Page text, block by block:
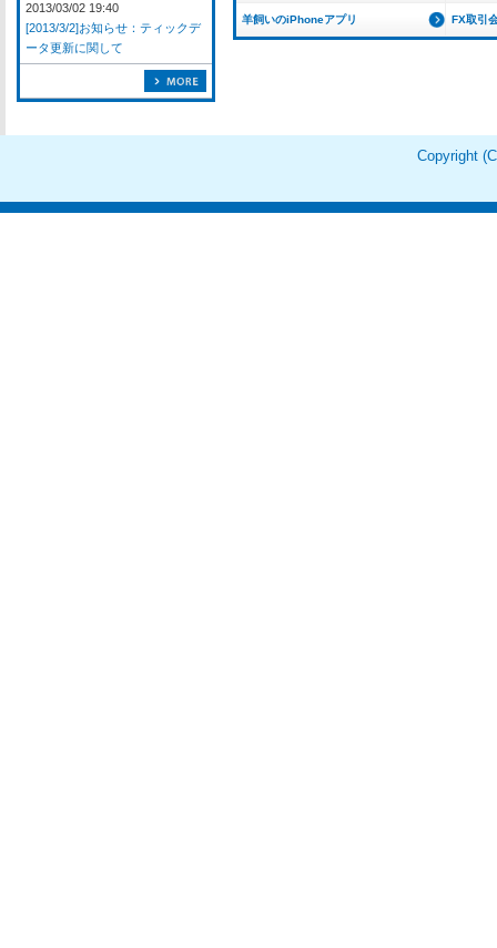
羊飼いのiPhoneアプリ FX取引
2013/03/02 19:40
[2013/3/2]お知らせ：ティックデ
ータ更新に関して
Copyright